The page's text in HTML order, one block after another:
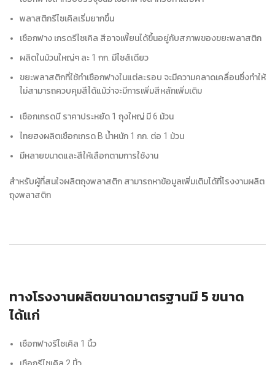
พลาสติกรีไซเคิลเริ่มยากขึ้น
เชือกฟาง เกรดรีไซเคิล สีอาจเพี้ยนได้ขึ้นอยู่กับสภาพของขยะพลาสติก
ผลิตในม้วนใหญ่ๆ ละ 1 กก. มีไซส์เดียว
ขยะพลาสติกที่ใช้ทำเชือกฟางในแต่ละรอบ จะมีความคลาดเคลื่อนซึ่งทำให้
ไม่สามารถควบคุมสีได้แม้ว่าจะมีการเพิ่มสีหลักเพิ่มเติม
เชือกเกรดบี ราคาประหยัด 1 ถุงใหญ่ มี 6 ม้วน
ไทยฮงผลิตเชือกเกรด B น้ำหนัก 1 กก. ต่อ 1 ม้วน
มีหลายขนาดและสีให้เลือกตามการใช้งาน
สำหรับผู้ที่สนใจผลิตถุงพลาสติก สามารถหาข้อมูลเพิ่มเติมได้ที่โรงงานผลิต
ถุงพลาสติก
ทางโรงงานผลิตขนาดมาตรฐานมี 5 ขนาด
ได้แก่
เชือกฟางรีไซเคิล 1 นิ้ว
เชือกรีไซเคิล 2 นิ้ว